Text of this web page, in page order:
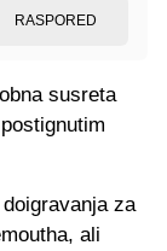
RASPORED
susreta
za
ali